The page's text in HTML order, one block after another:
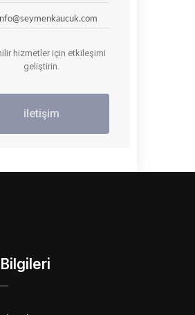
hizmetler için etkileşimi
geliştirin.
iletişim